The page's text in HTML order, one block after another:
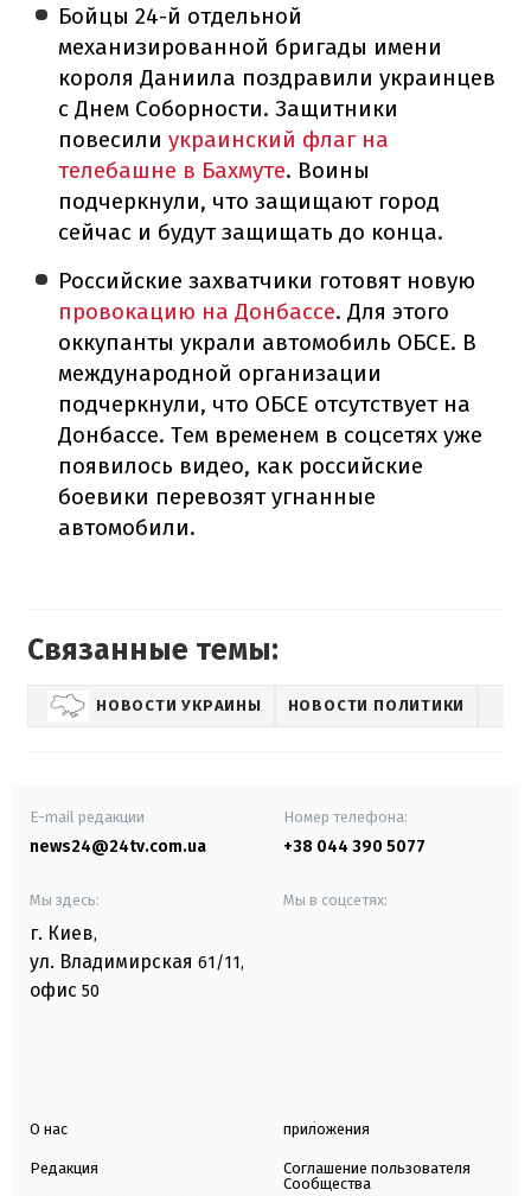
Бойцы 24-й отдельной
механизированной бригады имени
короля Даниила поздравили украинцев
с Днем Соборности. Защитники
повесили украинский флаг на
телебашне в Бахмуте. Воины
подчеркнули, что защищают город
сейчас и будут защищать до конца.
Российские захватчики готовят новую
провокацию на Донбассе. Для этого
оккупанты украли автомобиль ОБСЕ. В
международной организации
подчеркнули, что ОБСЕ отсутствует на
Донбассе. Тем временем в соцсетях уже
появилось видео, как российские
боевики перевозят угнанные
автомобили.
Связанные темы:
НОВОСТИ УКРАИНЫ НОВОСТИ ПОЛИТИКИ
E-mail редакции
news24@24tv.com.ua
Номер телефона:
+38 044 390 5077
Мы здесь:
г. Киев,
ул. Владимирская 61/11,
офис 50
Мы в соцсетях:
О нас
Редакция
приложения
Соглашение пользователя
Сообщества